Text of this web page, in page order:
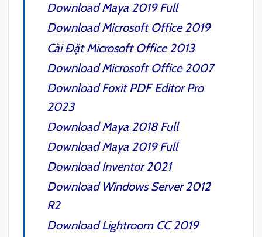
DownloadMaya 2019Full
Download Microsoft Office 2019
Cài Đặt Microsoft Office 2013
Download Microsoft Office 2007
DownloadFoxit PDF Editor Pro
2023
DownloadMaya 2018Full
DownloadMaya 2019Full
DownloadInventor 2021
Download Windows Server 2012
R2
DownloadLightroom CC 2019